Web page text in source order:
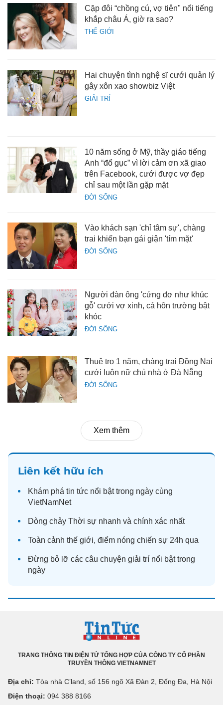
THẾ GIỚI
Cặp đôi “chồng cú, vợ tiên" nổi tiếng
khắp châu Á, giờ ra sao?
GIẢI TRÍ
Hai chuyện tình nghệ sĩ cưới quản lý
gây xôn xao showbiz Việt
ĐỜI SỐNG
10 năm sống ở Mỹ, thầy giáo tiếng
Anh “đổ gục” vì lời cảm ơn xã giao
trên Facebook, cưới được vợ đẹp
chỉ sau một lần gặp mặt
ĐỜI SỐNG
Vào khách sạn 'chỉ tâm sự', chàng
trai khiến bạn gái giận 'tím mặt'
ĐỜI SỐNG
Người đàn ông 'cứng đơ như khúc
gỗ' cưới vợ xinh, cả hôn trường bật
khóc
ĐỜI SỐNG
Thuê trọ 1 năm, chàng trai Đồng Nai
cưới luôn nữ chủ nhà ở Đà Nẵng
Xem thêm
Liên kết hữu ích
Khám phá tin tức nổi bật trong ngày cùng
VietNamNet
Dòng chảy Thời sự nhanh và chính xác nhất
Toàn cảnh thế giới, điểm nóng chiến sự 24h qua
Đừng bỏ lỡ các câu chuyện giải trí nổi bật trong
ngày
TRANG THÔNG TIN ĐIỆN TỬ TỔNG HỢP CỦA CÔNG TY CỔ PHẦN
TRUYỀN THÔNG VIETNAMNET
Địa chỉ: Tòa nhà C’land, số 156 ngõ Xã Đàn 2, Đống Đa, Hà Nội
Điện thoại: 094 388 8166